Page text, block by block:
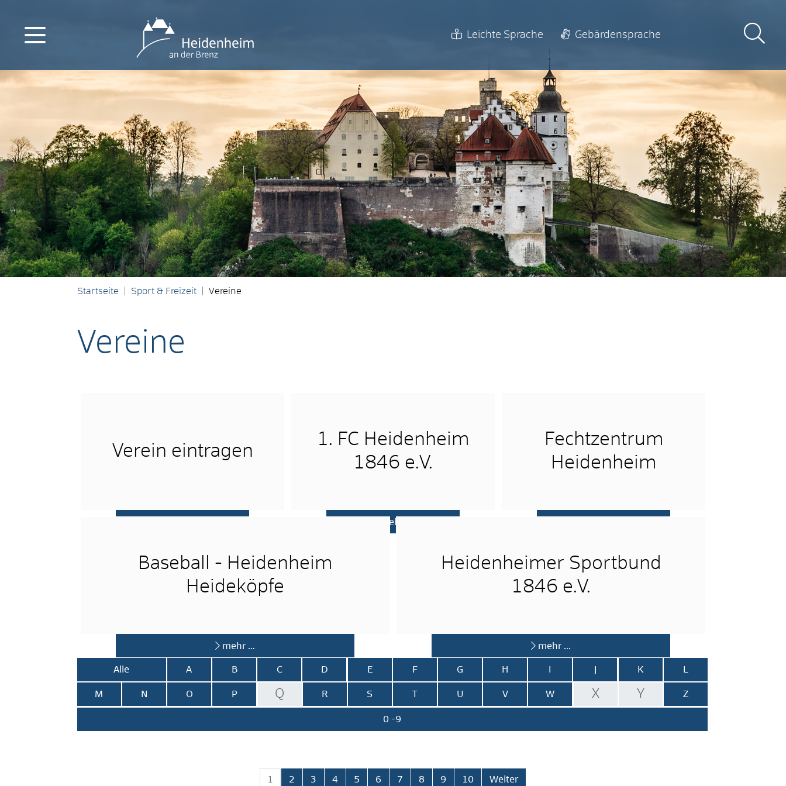
Leichte Sprache Gebärdensprache
Startseite Sport & Freizeit Vereine
Vereine
Verein eintragen
1. FC Heidenheim
1846 e.V.
mehr …
Fechtzentrum
Heidenheim
Baseball - Heidenheim
Heideköpfe
mehr …
Heidenheimer Sportbund
1846 e.V.
mehr …
Alle A B C D E F G H K
M N O P Q R S T U V W X Y Z
0 -9
1 2 3 4 5 6 7 8 9 10 Weiter